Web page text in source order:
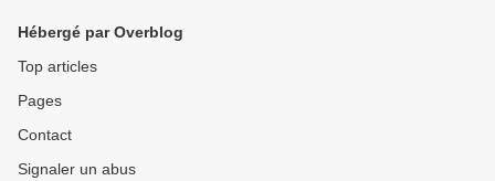
Hébergé par Overblog
Top articles
Pages
Contact
Signaler un abus